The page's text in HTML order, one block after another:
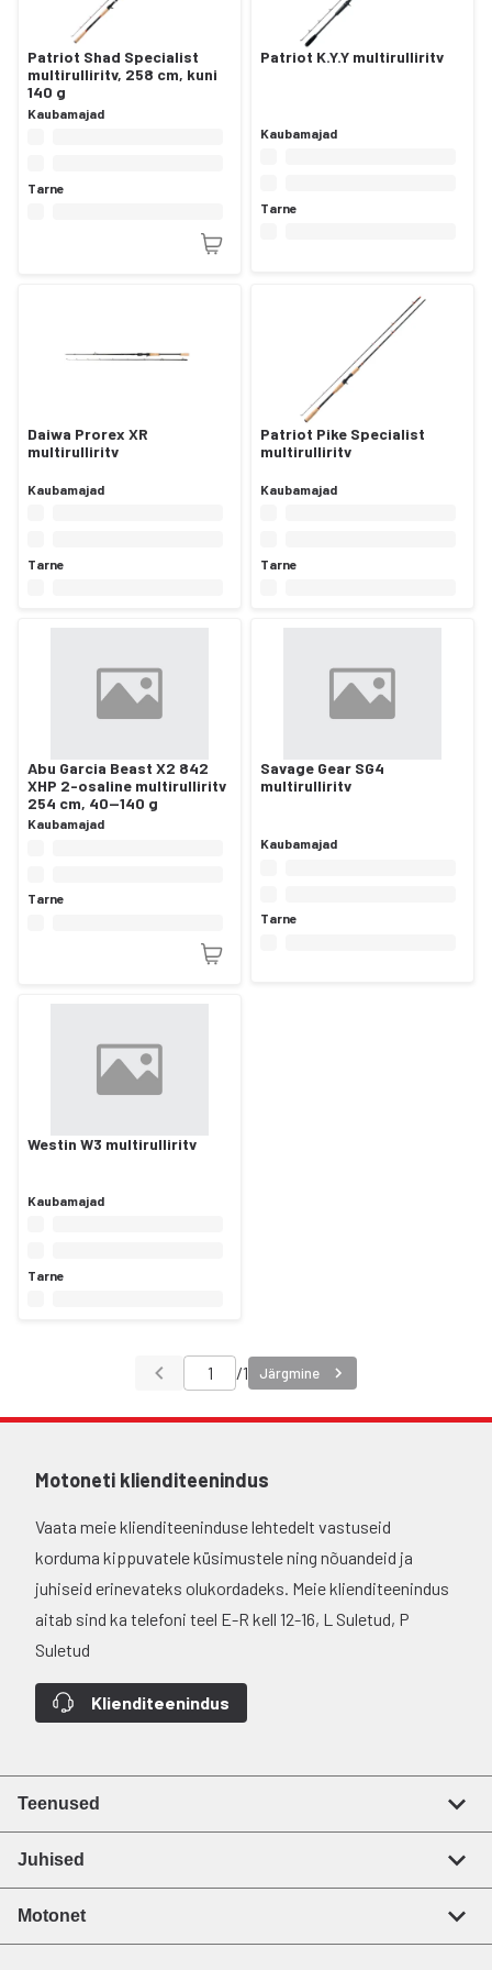
Patriot Shad Specialist
multirulliritv, 258 cm, kuni
140 g
Kaubamajad
Tarne
Patriot K.Y.Y multirulliritv
Kaubamajad
Tarne
Daiwa Prorex XR
multirulliritv
Kaubamajad
Tarne
Patriot Pike Specialist
multirulliritv
Kaubamajad
Tarne
Abu Garcia Beast X2 842
XHP 2-osaline multirulliritv
254 cm, 40—140 g
Kaubamajad
Tarne
Savage Gear SG4
multirulliritv
Kaubamajad
Tarne
Westin W3 multirulliritv
Kaubamajad
Tarne
/1 Järgmine
Motoneti klienditeenindus
Vaata meie klienditeeninduse lehtedelt vastuseid
korduma kippuvatele küsimustele ning nõuandeid ja
juhiseid erinevateks olukordadeks. Meie klienditeenindus
aitab sind ka telefoni teel E-R kell 12-16, L Suletud, P
Suletud
Klienditeenindus
Teenused
Juhised
Motonet